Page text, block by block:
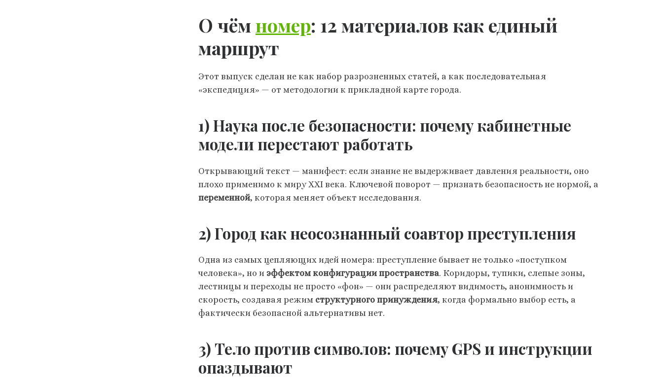
О чёмномер: 12 материалов как единый
маршрут
Этот выпуск сделан не как набор разрозненных статей, а как последовательная
«экспедиция» — от методологии к прикладной карте города.
1) Наука после безопасности: почему кабинетные
модели перестают работать
Открывающий текст — манифест: если знание не выдерживает давления реальности, оно
плохо применимо к миру XXI века. Ключевой поворот — признать безопасность не нормой, а
переменной, которая меняет объект исследования.
2) Город как неосознанный соавтор преступления
Одна из самых цепляющих идей номера: преступление бывает не только «поступком
человека», но и эффектом конфигурации пространства. Коридоры, тупики, слепые зоны,
лестницы и переходы не просто «фон» — они распределяют видимость, анонимность и
скорость, создавая режим структурного принуждения, когда формально выбор есть, а
фактически безопасной альтернативы нет.
3) Тело против символов: почему GPS и инструкции
опаздывают